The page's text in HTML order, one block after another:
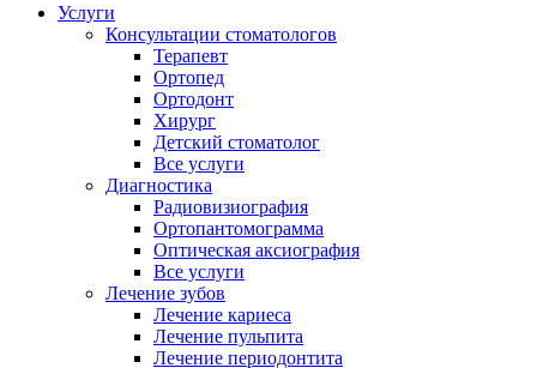
Услуги
Консультации стоматологов
Терапевт
Ортопед
Ортодонт
Хирург
Детский стоматолог
Все услуги
Диагностика
Радиовизиография
Ортопантомограмма
Оптическая аксиография
Все услуги
Лечение зубов
Лечение кариеса
Лечение пульпита
Лечение периодонтита